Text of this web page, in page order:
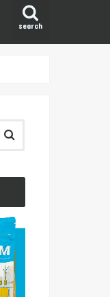
search